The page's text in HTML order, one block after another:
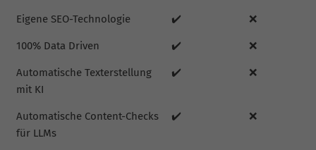
Eigene SEO-Technologie ✔️ ❌
100% Data Driven ✔️ ❌
Automatische Texterstellung
mit KI
✔️ ❌
Automatische Content-Checks
für LLMs
✔️ ❌